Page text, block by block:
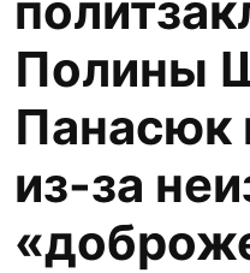
Полины
Панасюк
из-за